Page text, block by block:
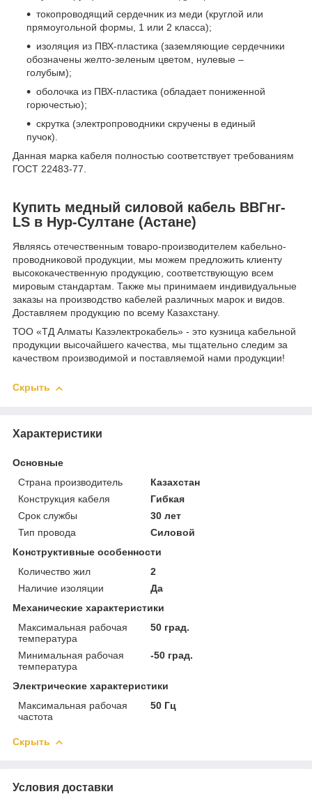
токопроводящий сердечник из меди (круглой или
прямоугольной формы, 1 или 2 класса);
изоляция из ПВХ-пластика (заземляющие сердечники
обозначены желто-зеленым цветом, нулевые –
голубым);
оболочка из ПВХ-пластика (обладает пониженной
горючестью);
скрутка (электропроводники скручены в единый
пучок).
Данная марка кабеля полностью соответствует требованиям
ГОСТ 22483-77.
Купить медный силовой кабель ВВГнг-
LS в Нур-Султане (Астане)
Являясь отечественным товаро-производителем кабельно-
проводниковой продукции, мы можем предложить клиенту
высококачественную продукцию, соответствующую всем
мировым стандартам. Также мы принимаем индивидуальные
заказы на производство кабелей различных марок и видов.
Доставляем продукцию по всему Казахстану.
ТОО «ТД Алматы Казэлектрокабель» - это кузница кабельной
продукции высочайшего качества, мы тщательно следим за
качеством производимой и поставляемой нами продукции!
Скрыть
Характеристики
Основные
Страна производитель
Казахстан
Конструкция кабеля
Гибкая
Срок службы
30 лет
Тип провода
Силовой
Конструктивные особенности
Количество жил
2
Наличие изоляции
Да
Механические характеристики
Максимальная рабочая
температура
50 град.
Минимальная рабочая
температура
-50 град.
Электрические характеристики
Максимальная рабочая
частота
50 Гц
Скрыть
Условия доставки